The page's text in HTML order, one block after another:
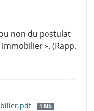
non du postulat
». (Rapp.
1 Mb